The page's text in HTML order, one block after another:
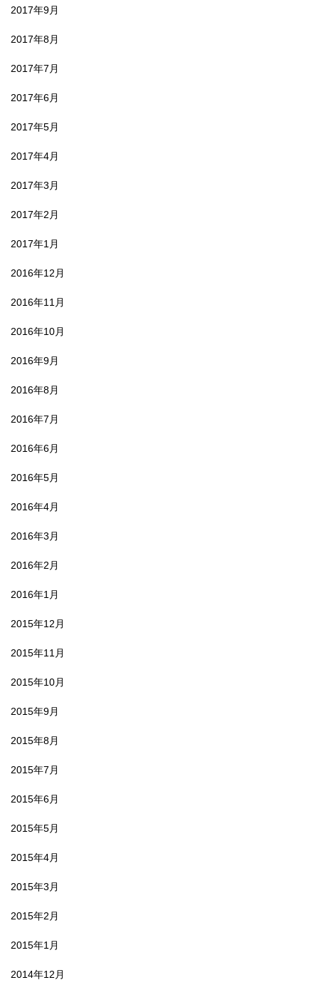
2017年9月
2017年8月
2017年7月
2017年6月
2017年5月
2017年4月
2017年3月
2017年2月
2017年1月
2016年12月
2016年11月
2016年10月
2016年9月
2016年8月
2016年7月
2016年6月
2016年5月
2016年4月
2016年3月
2016年2月
2016年1月
2015年12月
2015年11月
2015年10月
2015年9月
2015年8月
2015年7月
2015年6月
2015年5月
2015年4月
2015年3月
2015年2月
2015年1月
2014年12月